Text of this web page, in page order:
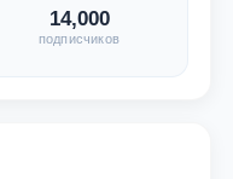
14,000
подписчиков